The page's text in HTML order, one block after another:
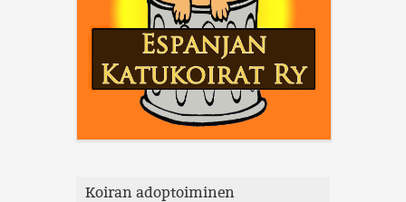
Koiran adoptoiminen